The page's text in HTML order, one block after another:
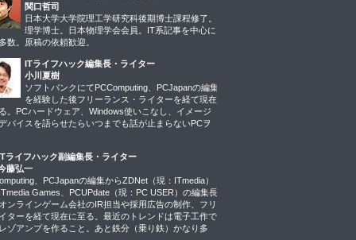
関口哲司
日本大学大学院理工学研究科後期博士課程修了。
理学博士。日本物理学会会員。IT系記事を中心に
数。原稿の依頼歓迎。
ITライフハック編集長・ライター
小川夏樹
ソフトバンクにてPCComputing、PCJapanの編集
を経験した後フリーランス・ライターを経て現在
。PCハードウェア、Windows使いこなし、イメージ
バイスを語らせたらいつまでも話が止まらないPCヲ
ライフハック副編集長・ライター
藤弘一
、PCJapanの編集からZDNet（現：ITmedia）
Games、PCUPdate（現：PC USER）の編集長
ンラインゲーム会社のIR担当や採用広告の制作、フリ
ターを経て現在に至る。最近のトレンドは電子工作で
ゾアンプを作ること。あと鉄分（乗り鉄）かなり多